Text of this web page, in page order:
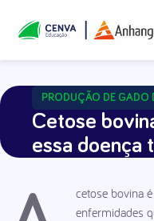
PRODUÇÃO DE GADO
Cetose
essa doença
cetose bovina
enfermidades